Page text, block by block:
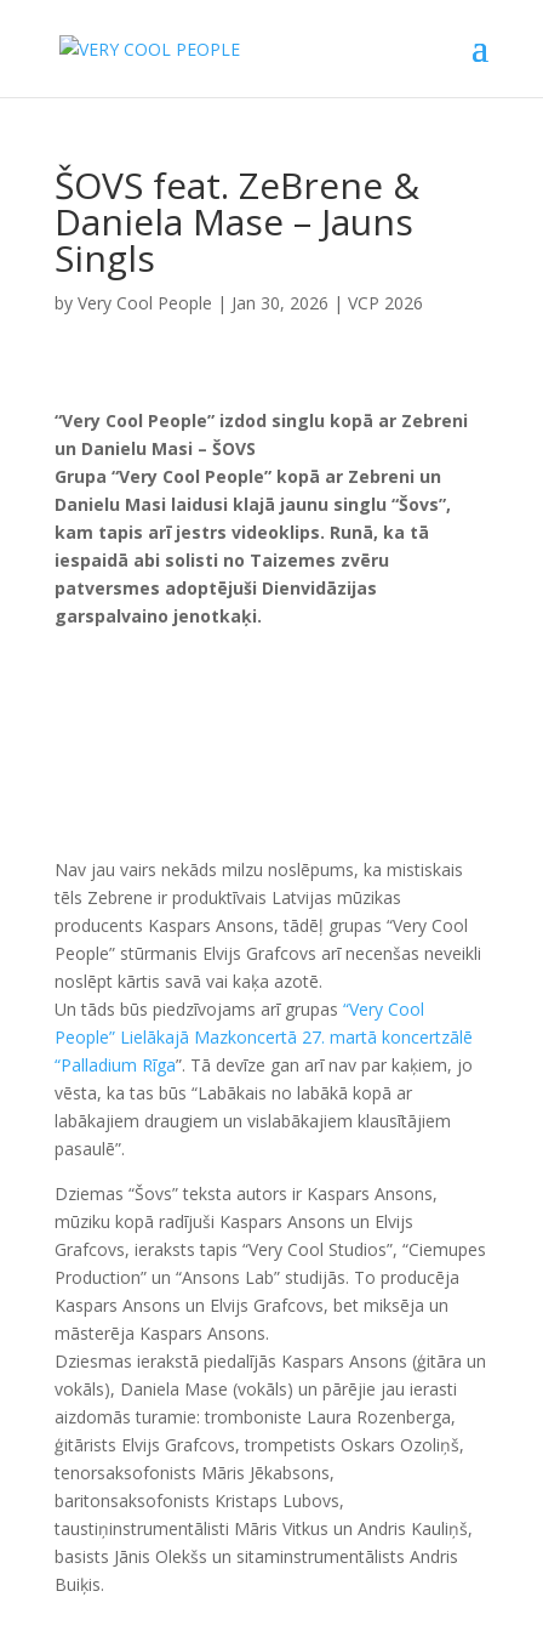
ŠOVS feat. ZeBrene &
Daniela Mase – Jauns
Singls
by Very Cool People | Jan 30, 2026 | VCP 2026
“Very Cool People” izdod singlu kopā ar Zebreni
un Danielu Masi – ŠOVS
Grupa “Very Cool People” kopā ar Zebreni un
Danielu Masi laidusi klajā jaunu singlu “Šovs”,
kam tapis arī jestrs videoklips. Runā, ka tā
iespaidā abi solisti no Taizemes zvēru
patversmes adoptējuši Dienvidāzijas
garspalvaino jenotkaķi.
Nav jau vairs nekāds milzu noslēpums, ka mistiskais
tēls Zebrene ir produktīvais Latvijas mūzikas
producents Kaspars Ansons, tādēļ grupas “Very Cool
People” stūrmanis Elvijs Grafcovs arī necenšas neveikli
noslēpt kārtis savā vai kaķa azotē.
Un tāds būs piedzīvojams arī grupas “Very Cool
People” Lielākajā Mazkoncertā 27. martā koncertzālē
“Palladium Rīga”. Tā devīze gan arī nav par kaķiem, jo
vēsta, ka tas būs “Labākais no labākā kopā ar
labākajiem draugiem un vislabākajiem klausītājiem
pasaulē”.
Dziemas “Šovs” teksta autors ir Kaspars Ansons,
mūziku kopā radījuši Kaspars Ansons un Elvijs
Grafcovs, ieraksts tapis “Very Cool Studios”, “Ciemupes
Production” un “Ansons Lab” studijās. To producēja
Kaspars Ansons un Elvijs Grafcovs, bet miksēja un
māsterēja Kaspars Ansons.
Dziesmas ierakstā piedalījās Kaspars Ansons (ģitāra un
vokāls), Daniela Mase (vokāls) un pārējie jau ierasti
aizdomās turamie: tromboniste Laura Rozenberga,
ģitārists Elvijs Grafcovs, trompetists Oskars Ozoliņš,
tenorsaksofonists Māris Jēkabsons,
baritonsaksofonists Kristaps Lubovs,
taustiņinstrumentālisti Māris Vitkus un Andris Kauliņš,
basists Jānis Olekšs un sitaminstrumentālists Andris
Buiķis.